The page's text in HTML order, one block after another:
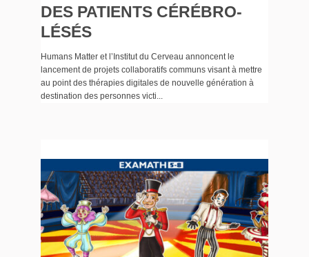
DES PATIENTS CÉRÉBRO-
LÉSÉS
Humans Matter et l’Institut du Cerveau annoncent le
lancement de projets collaboratifs communs visant à mettre
au point des thérapies digitales de nouvelle génération à
destination des personnes victi...